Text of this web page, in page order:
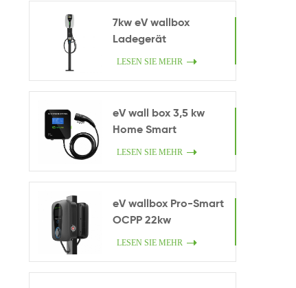
7kw eV wallbox
Ladegerät
LESEN SIE MEHR
eV wall box 3,5 kw
Home Smart
Ladegerät.
LESEN SIE MEHR
eV wallbox Pro-Smart
OCPP 22kw
LESEN SIE MEHR